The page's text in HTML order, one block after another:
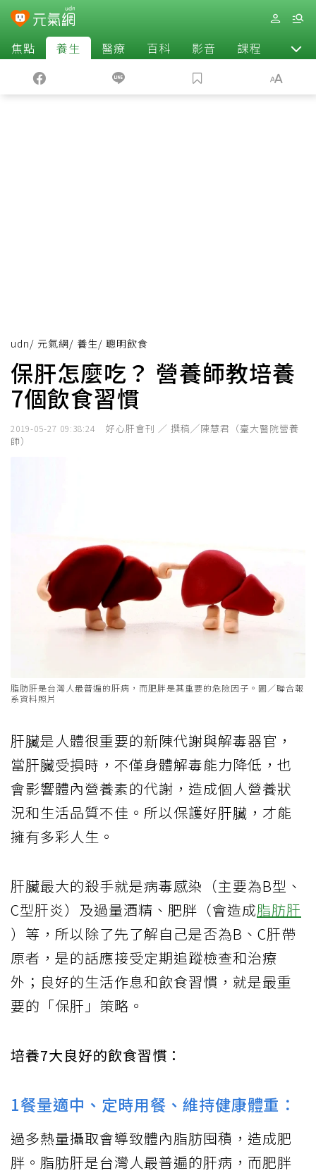
焦點 養生 醫療 百科 影音 課程 退休
udn/ 元氣網/ 養生/ 聰明飲食
保肝怎麼吃？ 營養師教培養
7個飲食習慣
2019-05-27 09:38:24
好心肝會刊 ／ 撰稿╱陳慧君（臺大醫院營養
師）
脂肪肝是台灣人最普遍的肝病，而肥胖是其重要的危險因子。圖／聯合報
系資料照片
肝臟是人體很重要的新陳代謝與解毒器官，
當肝臟受損時，不僅身體解毒能力降低，也
會影響體內營養素的代謝，造成個人營養狀
況和生活品質不佳。所以保護好肝臟，才能
擁有多彩人生。
肝臟最大的殺手就是病毒感染（主要為B型、
C型肝炎）及過量酒精、肥胖（會造成脂肪肝
）等，所以除了先了解自己是否為B、C肝帶
原者，是的話應接受定期追蹤檢查和治療
外；良好的生活作息和飲食習慣，就是最重
要的「保肝」策略。
培養7大良好的飲食習慣：
1餐量適中、定時用餐、維持健康體重：
過多熱量攝取會導致體內脂肪囤積，造成肥
胖。脂肪肝是台灣人最普遍的肝病，而肥胖